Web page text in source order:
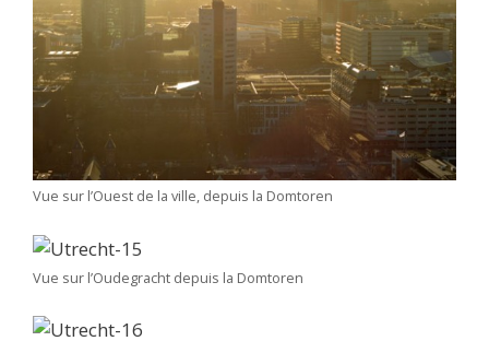
Vue sur l’Ouest de la ville, depuis la Domtoren
Vue sur l’Oudegracht depuis la Domtoren